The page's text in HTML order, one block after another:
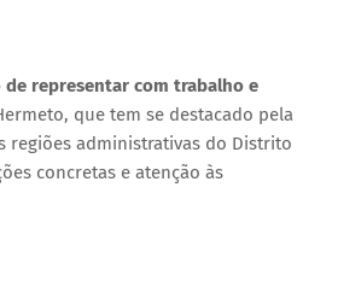
de representar com trabalho e
que tem se destacado pela
regiões administrativas do Distrito
concretas e atenção às